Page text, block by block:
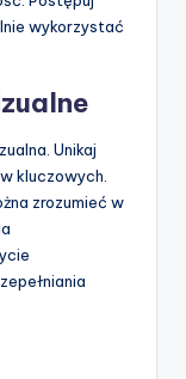
wykorzystać
Unikaj
kluczowych.
zrozumieć w